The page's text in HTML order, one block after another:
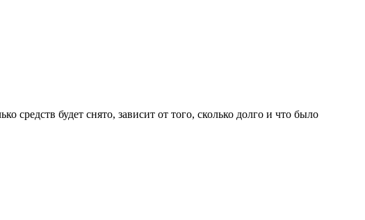
средств будет снято, зависит от того, сколько долго и что было